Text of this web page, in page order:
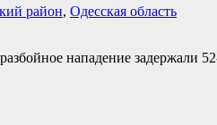
район, Одесская область
нападение задержали